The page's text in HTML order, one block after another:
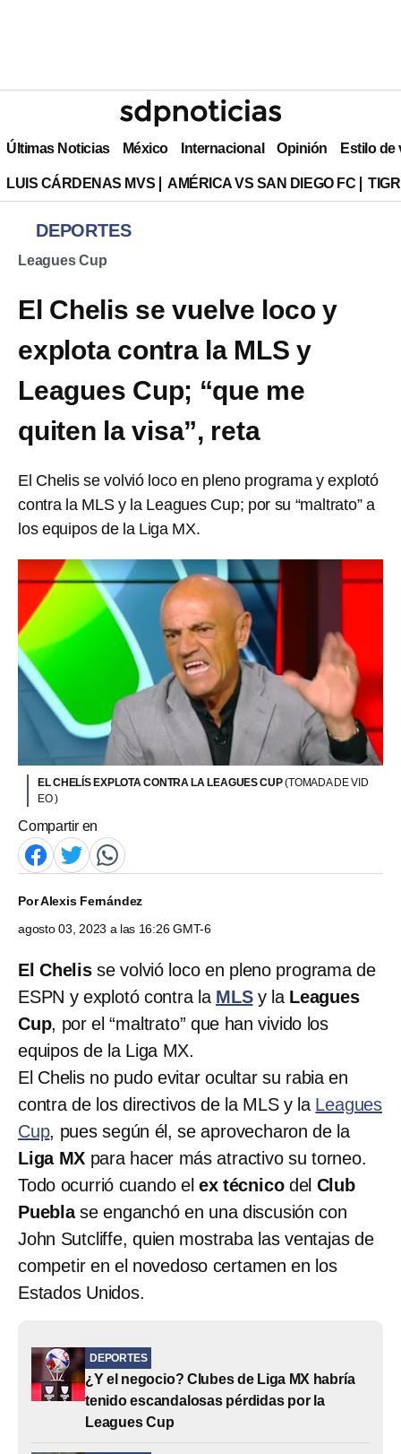
Últimas Noticias México Internacional Opinión Estilo de
LUIS CÁRDENAS MVS AMÉRICA VS SAN DIEGO FC
DEPORTES
Leagues Cup
El Chelis se vuelve loco y
explota contra la MLS y
Leagues Cup; “que me
quiten la visa”, reta
El Chelis se volvió loco en pleno programa y explotó
contra la MLS y la Leagues Cup; por su “maltrato” a
los equipos de la Liga MX.
EL CHELÍS EXPLOTA CONTRA LA LEAGUES CUP(TOMADA DE VID
EO )
Compartir en
PorAlexis Fernández
agosto 03, 2023 a las 16:26 GMT-6
El Chelisse volvió loco en pleno programa de
ESPN y explotó contra la MLS y la Leagues
Cup, por el “maltrato” que han vivido los
equipos de la Liga MX.
El Chelis no pudo evitar ocultar su rabia en
contra de los directivos de la MLS y la Leagues
Cup, pues según él, se aprovecharon de la
Liga MX para hacer más atractivo su torneo.
Todo ocurrió cuando el ex técnicodel Club
Pueblase enganchó en una discusión con
John Sutcliffe, quien mostraba las ventajas de
competir en el novedoso certamen en los
Estados Unidos.
DEPORTES
¿Y el negocio? Clubes de Liga MX habría
tenido escandalosas pérdidas por la
Leagues Cup